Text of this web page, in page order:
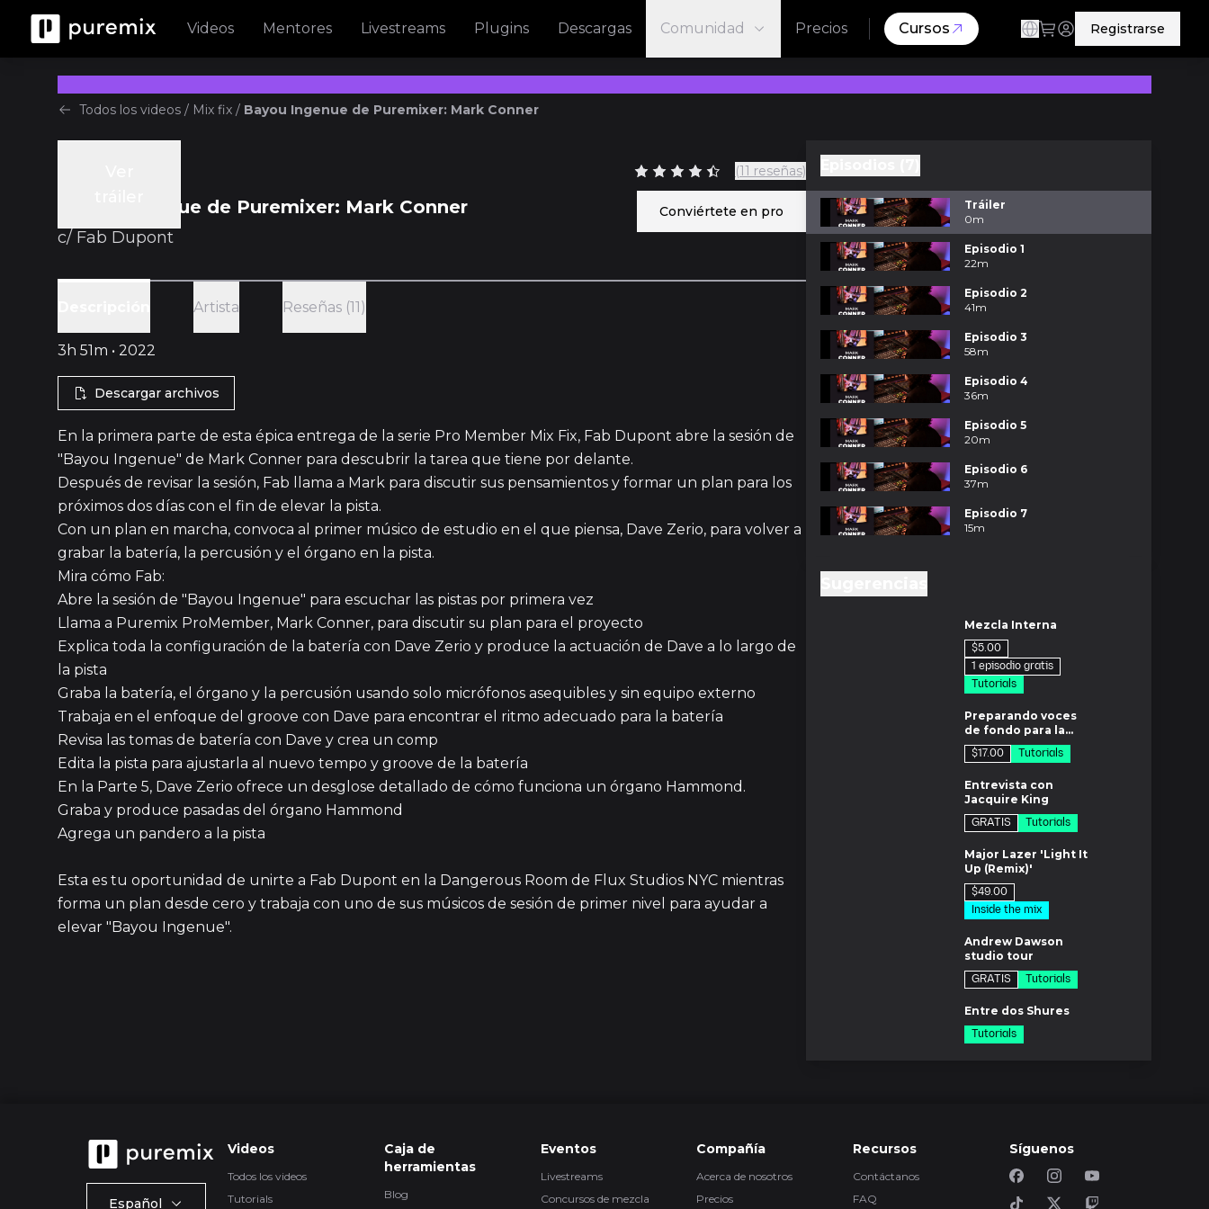
Videos Mentores Livestreams Plugins Descargas Comunidad Precios Cursos Registrarse
Todos los videos / Mix fix / Bayou Ingenue de Puremixer: Mark Conner
Bayou Ingenue de Puremixer: Mark Conner
c/ Fab Dupont
(11 reseñas)
Conviértete en pro
Artista Reseñas (11)
3h 51m • 2022
Descargar archivos
En la primera parte de esta épica entrega de la serie Pro Member Mix Fix, Fab Dupont abre la sesión de
"Bayou Ingenue" de Mark Conner para descubrir la tarea que tiene por delante.
Después de revisar la sesión, Fab llama a Mark para discutir sus pensamientos y formar un plan para los
próximos dos días con el fin de elevar la pista.
Con un plan en marcha, convoca al primer músico de estudio en el que piensa, Dave Zerio, para volver a
grabar la batería, la percusión y el órgano en la pista.
Mira cómo Fab:
Abre la sesión de "Bayou Ingenue" para escuchar las pistas por primera vez
Llama a Puremix ProMember, Mark Conner, para discutir su plan para el proyecto
Explica toda la configuración de la batería con Dave Zerio y produce la actuación de Dave a lo largo de
la pista
Graba la batería, el órgano y la percusión usando solo micrófonos asequibles y sin equipo externo
Trabaja en el enfoque del groove con Dave para encontrar el ritmo adecuado para la batería
Revisa las tomas de batería con Dave y crea un comp
Edita la pista para ajustarla al nuevo tempo y groove de la batería
En la Parte 5, Dave Zerio ofrece un desglose detallado de cómo funciona un órgano Hammond.
Graba y produce pasadas del órgano Hammond
Agrega un pandero a la pista
Esta es tu oportunidad de unirte a Fab Dupont en la Dangerous Room de Flux Studios NYC mientras
forma un plan desde cero y trabaja con uno de sus músicos de sesión de primer nivel para ayudar a
elevar "Bayou Ingenue".
Tráiler
0m
Episodio 1
22m
Episodio 2
41m
Episodio 3
58m
Episodio 4
36m
Episodio 5
20m
Episodio 6
37m
Episodio 7
15m
Mezcla Interna
$5.00
1 episodio gratis
Tutorials
Preparando voces
de fondo para la
mezcla
$17.00
Tutorials
Entrevista con
Jacquire King
GRATIS
Tutorials
Major Lazer 'Light It
Up (Remix)'
$49.00
Inside the mix
Andrew Dawson
studio tour
GRATIS
Tutorials
Entre dos Shures
Tutorials
Tutorials
Español
Videos
Todos los videos
Tutorials
Caja de
herramientas
Blog
Eventos
Livestreams
Concursos de mezcla
Compañía
Acerca de nosotros
Precios
Recursos
Contáctanos
FAQ
Síguenos